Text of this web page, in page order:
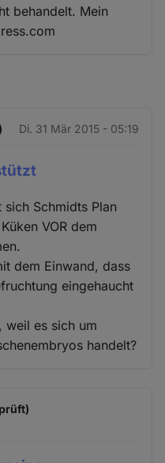
behandelt. Mein
Di. 31 Mär 2015 - 05:19
Schmidts Plan
VOR dem
dem Einwand, dass
eingehaucht
weil es sich um
handelt?